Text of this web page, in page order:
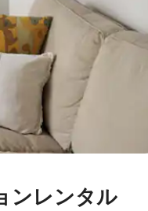
ンレンタル